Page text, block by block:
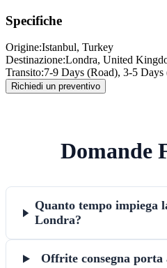
Specifiche
Origine:Istanbul, Turkey
Destinazione:Londra, United
Transito:7-9 Days (Road), 3-5 Days
Richiedi un preventivo
Domande
Quanto tempo impiega
Londra?
Offrite consegna